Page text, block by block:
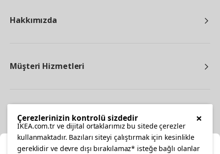
Hakkımızda
Müşteri Hizmetleri
×
Çerezlerinizin kontrolü sizdedir
IKEA.com.tr ve dijital ortaklarımız bu sitede çerezler
kullanmaktadır. Bazıları siteyi çalıştırmak için kesinlikle
gereklidir ve devre dışı bırakılamaz* isteğe bağlı olanlar